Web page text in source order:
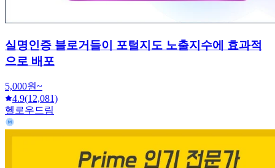
실명인증 블로거들이 포털지도 노출지수에 효과적
으로 배포
5,000원~
4.9(12,081)
헬로우드림